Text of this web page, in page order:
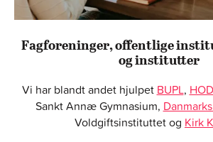
Fagforeninger, offentlige
og institutter
Vi har blandt andet hjulpet BUPL, HOD
Sankt Annæ Gymnasium,
Voldgiftsinstituttet og Kirk